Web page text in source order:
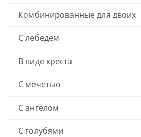
Комбинированные для двоих
С лебедем
В виде креста
С мечетью
С ангелом
С голубями